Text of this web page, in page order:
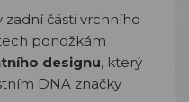
zadní části vrchního
ponožkám
designu, který
DNA značky